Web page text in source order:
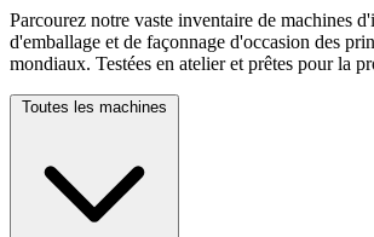
Parcourez notre vaste inventaire de machines
d'emballage et de façonnage d'occasion des
mondiaux. Testées en atelier et prêtes pour la
Toutes les machines